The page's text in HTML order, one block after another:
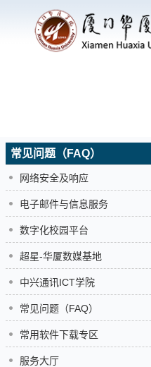
常见问题（FAQ）
网络安全及响应
电子邮件与信息服务
数字化校园平台
超星-华厦数媒基地
中兴通讯ICT学院
常见问题（FAQ）
常用软件下载专区
服务大厅